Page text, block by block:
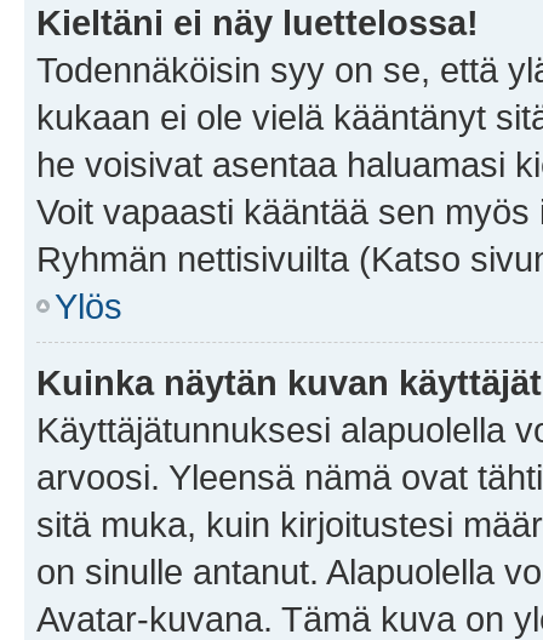
Kieltäni ei näy luettelossa!
Todennäköisin syy on se, että
kukaan ei ole vielä kääntänyt
he voisivat asentaa haluamasi
Voit vapaasti kääntää sen
Ryhmän nettisivuilta (Katso
Ylös
Kuinka näytän kuvan
Käyttäjätunnuksesi alapuolella
arvoosi. Yleensä nämä ovat
sitä muka, kuin kirjoitustesi
on sinulle antanut. Alapuolella
Avatar-kuvana. Tämä kuva on